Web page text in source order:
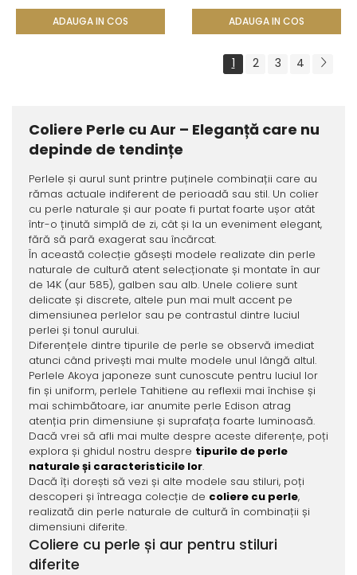
ADAUGA IN COS ADAUGA IN COS
1 2 3 4
Coliere Perle cu Aur – Eleganță care nu
depinde de tendințe
Perlele și aurul sunt printre puținele combinații care au
rămas actuale indiferent de perioadă sau stil. Un colier
cu perle naturale și aur poate fi purtat foarte ușor atât
într-o ținută simplă de zi, cât și la un eveniment elegant,
fără să pară exagerat sau încărcat.
În această colecție găsești modele realizate din perle
naturale de cultură atent selecționate și montate în aur
de 14K (aur 585), galben sau alb. Unele coliere sunt
delicate și discrete, altele pun mai mult accent pe
dimensiunea perlelor sau pe contrastul dintre luciul
perlei și tonul aurului.
Diferențele dintre tipurile de perle se observă imediat
atunci când privești mai multe modele unul lângă altul.
Perlele Akoya japoneze sunt cunoscute pentru luciul lor
fin și uniform, perlele Tahitiene au reflexii mai închise și
mai schimbătoare, iar anumite perle Edison atrag
atenția prin dimensiune și suprafața foarte luminoasă.
Dacă vrei să afli mai multe despre aceste diferențe, poți
explora și ghidul nostru despre tipurile de perle
naturale și caracteristicile lor.
Dacă îți dorești să vezi și alte modele sau stiluri, poți
descoperi și întreaga colecție de coliere cu perle,
realizată din perle naturale de cultură în combinații și
dimensiuni diferite.
Coliere cu perle și aur pentru stiluri
diferite